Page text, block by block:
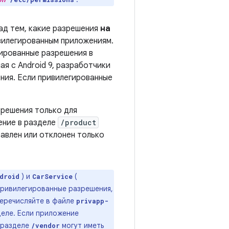
тем, какие разрешения на
приложениям.
разрешения в
с Android 9, разработчики
Если привилегированные
только для
в разделе
/product
или отклонен только
) и CarService (
разрешения,
в файле privapp-
Если приложение
/vendor могут иметь